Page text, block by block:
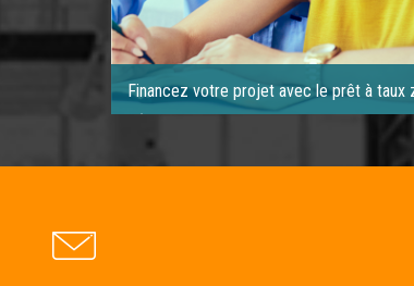
Financez votre projet avec le prêt à taux